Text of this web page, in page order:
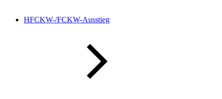
HFCKW-/FCKW-Ausstieg